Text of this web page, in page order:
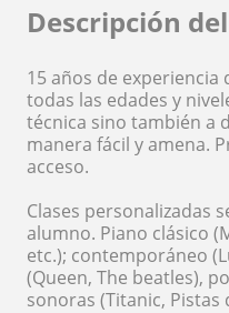
Descripción
15 años de experiencia
todas las edades y
técnica sino también a
manera fácil y amena.
acceso.
Clases personalizadas
alumno. Piano clásico
etc.); contemporáneo
(Queen, The beatles),
sonoras (Titanic, Pistas